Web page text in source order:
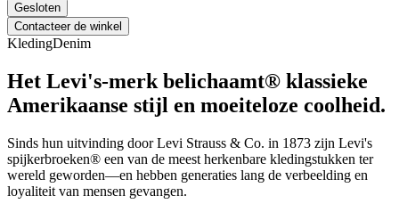
Gesloten
Contacteer de winkel
KledingDenim
Het Levi's-merk belichaamt® klassieke
Amerikaanse stijl en moeiteloze coolheid.
Sinds hun uitvinding door Levi Strauss & Co. in 1873 zijn Levi's
spijkerbroeken® een van de meest herkenbare kledingstukken ter
wereld geworden—en hebben generaties lang de verbeelding en
loyaliteit van mensen gevangen.